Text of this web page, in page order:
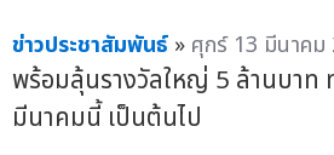
ข่าวประชาสัมพันธ์ » ศุกร์ 13 มีนาคม
พร้อมลุ้นรางวัลใหญ่ 5 ล้านบาท
มีนาคมนี้ เป็นต้นไป